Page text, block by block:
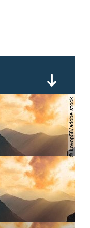
© kovop58/adobe stock